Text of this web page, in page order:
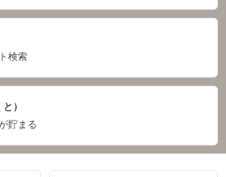
検索
）
貯まる